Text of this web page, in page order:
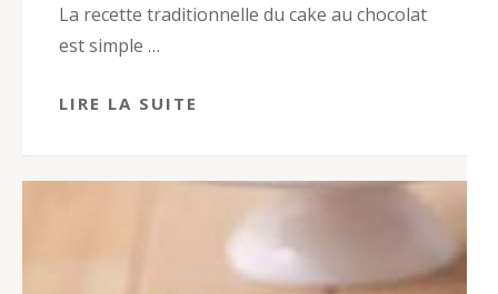
La recette traditionnelle du cake au chocolat
est simple …
LIRE LA SUITE